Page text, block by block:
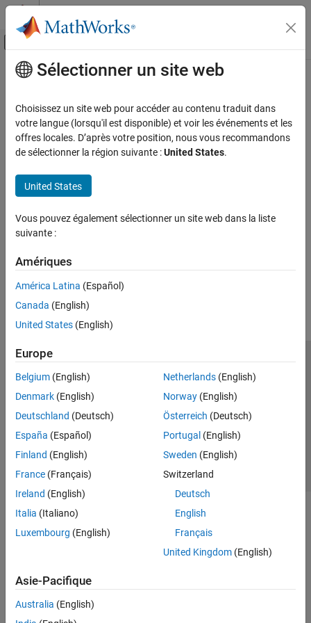
Passer au contenu
Activer/désactiver l'affichage du menu
Accueil de la documentation
Contenu principal
How useful was this information?
Sélectionner un site web
Choisissez un site web pour accéder au contenu traduit dans
votre langue (lorsqu'il est disponible) et voir les événements et les
offres locales. D’après votre position, nous vous recommandons
de sélectionner la région suivante :United States.
United States
Vous pouvez également sélectionner un site web dans la liste
suivante :
Amériques
América Latina (Español)
Canada (English)
United States (English)
Europe
Belgium (English)
Denmark (English)
Deutschland (Deutsch)
España (Español)
Finland (English)
France (Français)
Ireland (English)
Italia (Italiano)
Luxembourg (English)
Netherlands(English)
Norway(English)
Österreich (Deutsch)
Portugal (English)
Sweden (English)
Switzerland
Deutsch
English
Français
United Kingdom(English)
Asie-Pacifique
Australia (English)
Lutte anti-piratage
Contacts locaux
© 1994-2026 The MathWorks, Inc.